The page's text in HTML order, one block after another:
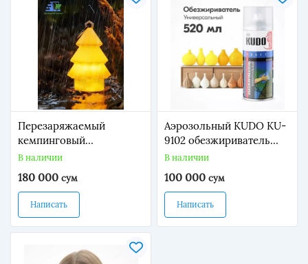
Перезаряжаемый
кемпинговый
силиконовый фонарь-
В наличии
180 000 сум
Написать
Аэрозольный KUDO KU-
9102 обезжириватель
для авто (0.52 л.)
В наличии
100 000 сум
Написать